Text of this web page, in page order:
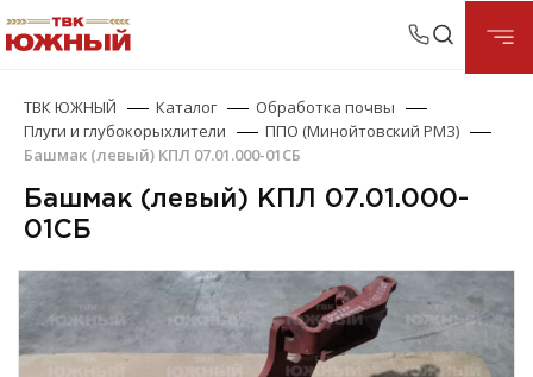
ТВК ЮЖНЫЙ Каталог
Обработка почвы
Плуги и глубокорыхлители
ППО (Минойтовский РМЗ)
Башмак (левый) КПЛ 07.01.000-01СБ
Башмак (левый) КПЛ 07.01.000-
01СБ